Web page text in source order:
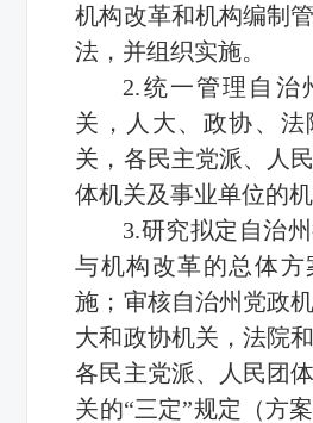
机构改革和机构编制
法，并组织实施。
2.统一管理自治
关，人大、政协、法
关，各民主党派、人
体机关及事业单位的机
3.研究拟定自治
与机构改革的总体方
施；审核自治州党政
大和政协机关，法院
各民主党派、人民团
关的“三定”规定（方